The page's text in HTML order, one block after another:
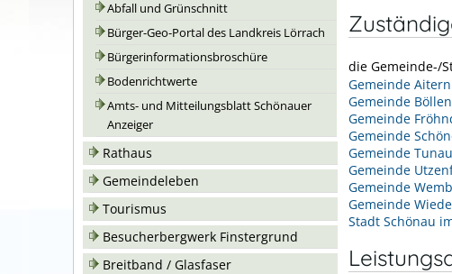
Abfall und Grünschnitt
Bürger-Geo-Portal des Landkreis Lörrach
Bürgerinformationsbroschüre
Bodenrichtwerte
Amts- und Mitteilungsblatt Schönauer
Anzeiger
Rathaus
Gemeindeleben
Tourismus
Besucherbergwerk Finstergrund
Breitband / Glasfaser
die Gemeinde-/
Gemeinde Aitern
Gemeinde Böllen
Gemeinde
Gemeinde
Gemeinde Tunau
Gemeinde
Gemeinde
Gemeinde
Stadt Schönau